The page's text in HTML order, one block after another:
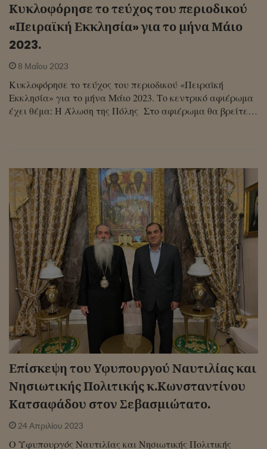
Κυκλοφόρησε το τεύχος του περιοδικού
«Πειραϊκή Εκκλησία» για το μήνα Μάιο
2023.
8 Μαΐου 2023
Κυκλοφόρησε το τεύχος του περιοδικού «Πειραϊκή
Εκκλησία» για το μήνα Μάιο 2023. Το κεντρικό αφιέρωμα
έχει θέμα: Η Άλωση της Πόλης Στο αφιέρωμα θα βρείτε…
Επίσκεψη του Υφυπουργού Ναυτιλίας και
Νησιωτικής Πολιτικής κ.Κωνσταντίνου
Κατσαφάδου στον Σεβασμιώτατο.
24 Απριλίου 2023
Ο Υφυπουργός Ναυτιλίας και Νησιωτικής Πολιτικής